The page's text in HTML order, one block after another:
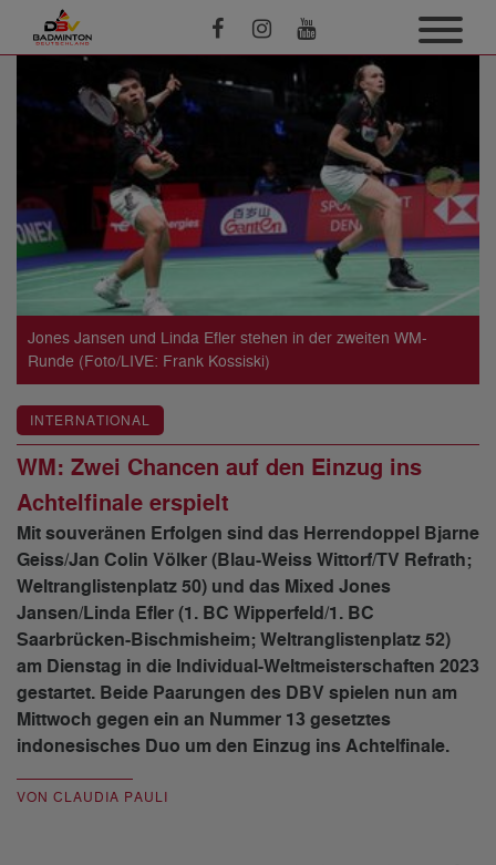
Jones Jansen und Linda Efler stehen in der zweiten WM-
Runde (Foto/LIVE: Frank Kossiski)
INTERNATIONAL
WM: Zwei Chancen auf den Einzug ins
Achtelfinale erspielt
Mit souveränen Erfolgen sind das Herrendoppel Bjarne
Geiss/Jan Colin Völker (Blau-Weiss Wittorf/TV Refrath;
Weltranglistenplatz 50) und das Mixed Jones
Jansen/Linda Efler (1. BC Wipperfeld/1. BC
Saarbrücken-Bischmisheim; Weltranglistenplatz 52)
am Dienstag in die Individual-Weltmeisterschaften 2023
gestartet. Beide Paarungen des DBV spielen nun am
Mittwoch gegen ein an Nummer 13 gesetztes
indonesisches Duo um den Einzug ins Achtelfinale.
VON CLAUDIA PAULI